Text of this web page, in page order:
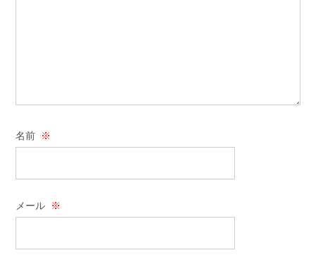
名前 ※
メール ※